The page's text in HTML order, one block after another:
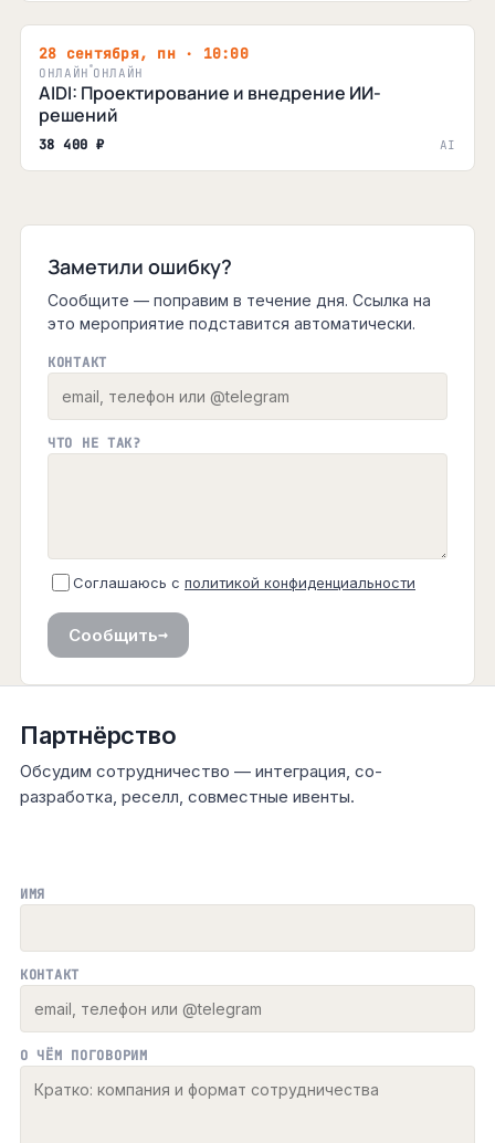
28 сентября, пн · 10:00
ОНЛАЙН ОНЛАЙН
AIDI: Проектирование и внедрение ИИ-
решений
38 400 ₽ AI
Заметили ошибку?
Сообщите — поправим в течение дня. Ссылка на
это мероприятие подставится автоматически.
КОНТАКТ
ЧТО НЕ ТАК?
Соглашаюсь с политикой конфиденциальности
Сообщить→
Партнёрство
Обсудим сотрудничество — интеграция, со-
разработка, реселл, совместные ивенты.
ИМЯ
КОНТАКТ
О ЧЁМ ПОГОВОРИМ